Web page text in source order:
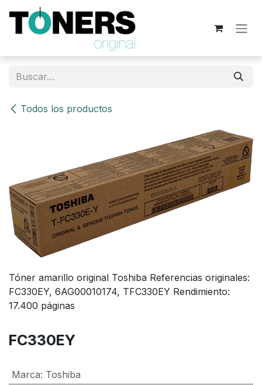
Ir al contenido
Todos los productos
Tóner amarillo original Toshiba Referencias originales:
FC330EY, 6AG00010174, TFC330EY Rendimiento:
17.400 páginas
FC330EY
Marca: Toshiba